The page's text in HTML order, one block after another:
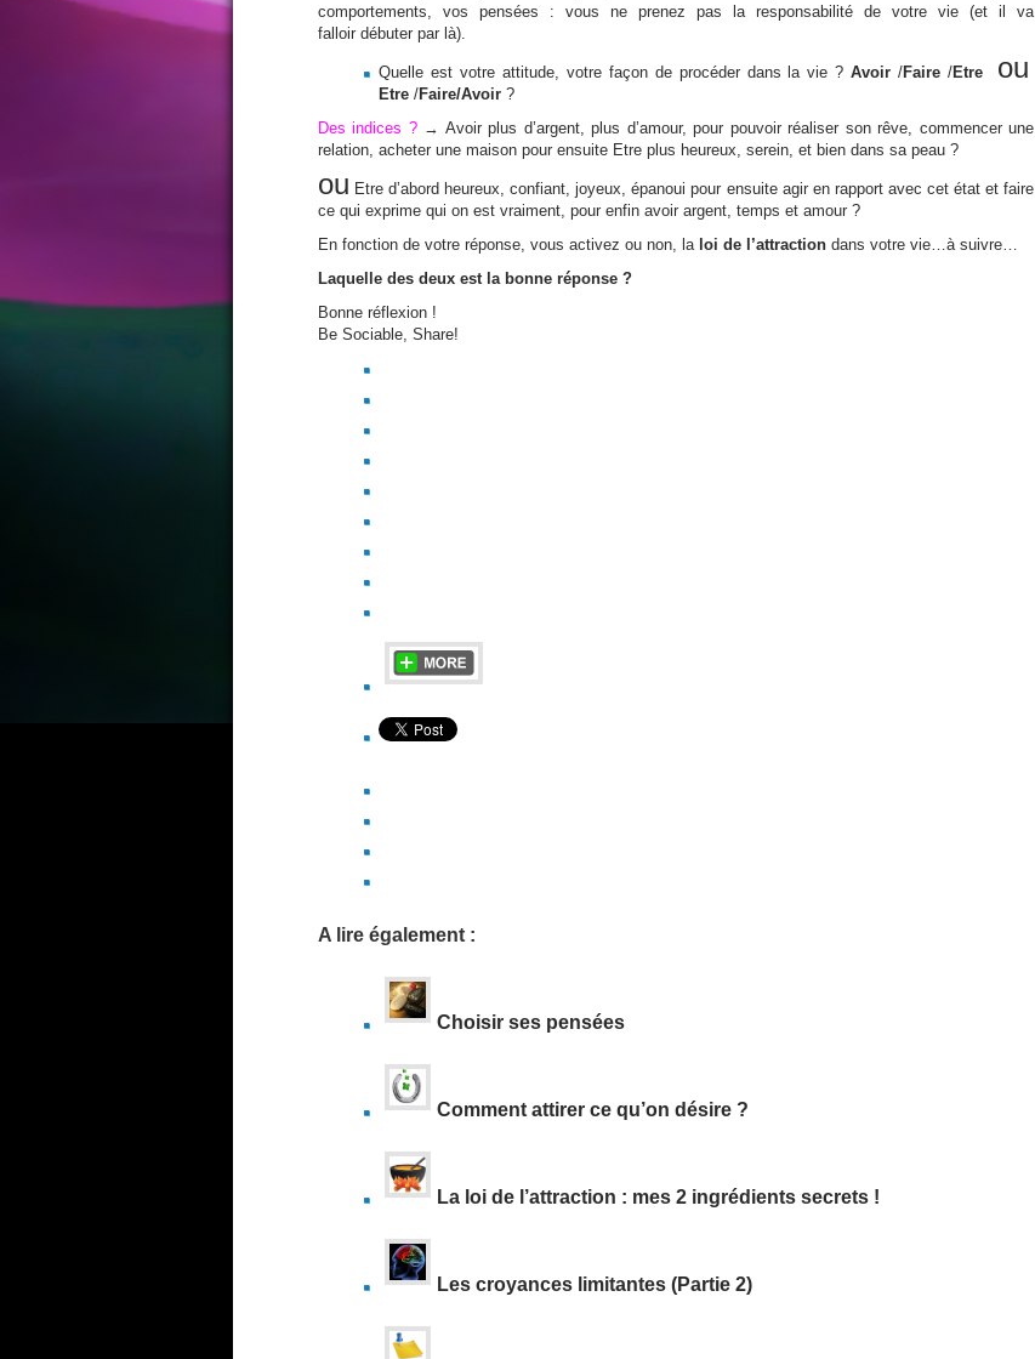
comportements, vos pensées : vous ne prenez pas la responsabilité de votre vie (et il va
falloir débuter par là).
Quelle est votre attitude, votre façon de procéder dans la vie ?Avoir /Faire /Etre ou
Etre /Faire/Avoir ?
Des indices ? → Avoir plus d’argent, plus d’amour, pour pouvoir réaliser son rêve, commencer une
relation, acheter une maison pour ensuite Etre plus heureux, serein, et bien dans sa peau ?
ou Etre d’abord heureux, confiant, joyeux, épanoui pour ensuite agir en rapport avec cet état et faire
ce qui exprime qui on est vraiment, pour enfin avoir argent, temps et amour ?
En fonction de votre réponse, vous activez ou non, la loi de l’attraction dans votre vie…à suivre…
Laquelle des deux est la bonne réponse ?
Bonne réflexion !
Be Sociable, Share!
A lire également :
Choisir ses pensées
Comment attirer ce qu’on désire ?
La loi de l’attraction : mes 2 ingrédients secrets !
Les croyances limitantes (Partie 2)